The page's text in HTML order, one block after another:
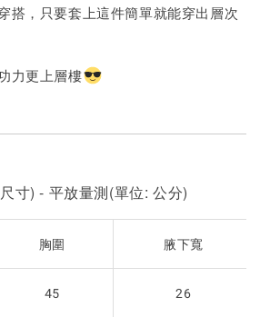
搭，只要套上這件簡單就能穿出層次
力更上層樓
寸) - 平放量測(單位: 公分)
胸圍 腋下寬
45 26